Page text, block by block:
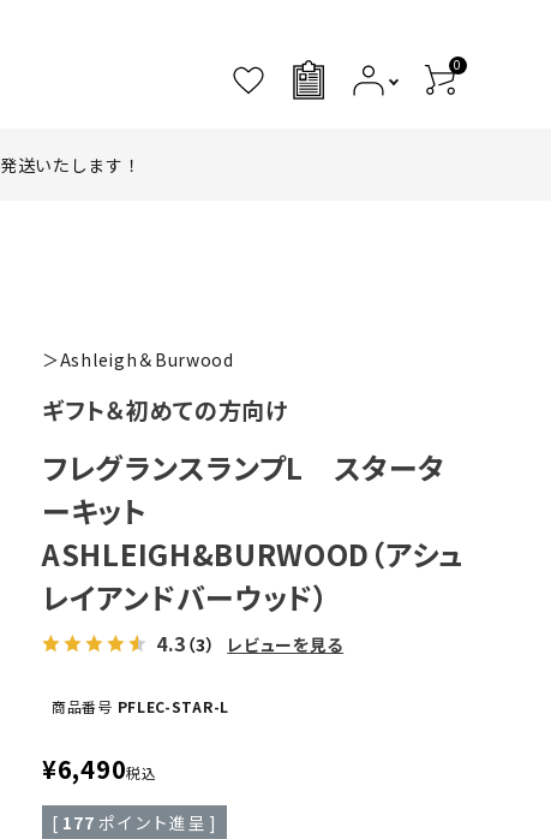
0
発送いたします！
＞Ashleigh＆Burwood
ギフト＆初めての方向け
フレグランスランプL スタータ
ーキット
ASHLEIGH&BURWOOD（アシュ
レイアンドバーウッド）
4.3 （3） レビューを見る
商品番号 PFLEC-STAR-L
¥6,490税込
[ 177 ポイント進呈 ]